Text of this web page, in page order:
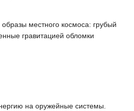
местного космоса: грубый
гравитацией обломки
на оружейные системы.